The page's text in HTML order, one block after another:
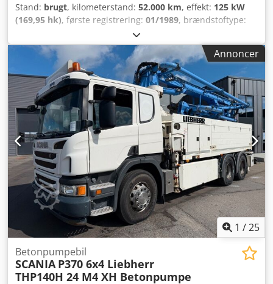
Stand: brugt, kilometerstand: 52.000 km, effekt: 125 kW
(169,95 hk), første registrering: 01/1989, brændstoftype:
11.000 kg, akslekonfiguration:
aksler, farve:rød, geartype:automatisk, Produktionsår:
, Producent: Mercedes Model: 1117 4x2 Brandbil -
Feuerwehr - Bomberos - Tankspritze År: 1989 Stand: God
Serienummer: WDB67601215364319 Ref. nr.: 927725
Registreringsdato: HK: 170 Km: 52.000 Gearkasse: 4-trins
automatisk Dieseltank: 1 Tankvolumen: 150L
Mandskabskabine: ? Kabinetype: Mandskabskabine
Tromlebremse: ? Dækstørrelse: 245/70R19.5 Mønster %
tilbage: 50% - 90% Crjdpfxsvkz Iro Algsf Forhjulsaffjedring:
Fjedre Baghjulsaffjedring: Fjedre Værktøjskasse: ?
Totalvægt: 11.000 kg Egenvægt: 7.000 kg Lasteevne: 4.000
kg Pumpe: Rosenbauer Pumpetimer: 834 Stiger: ? Lysmast:
? Slangetromle: Højre + venstre side
Annoncer
1 /25
Betonpumpebil
SCANIA P370 6x4 Liebherr
THP140H 24 M4 XH Betonpumpe